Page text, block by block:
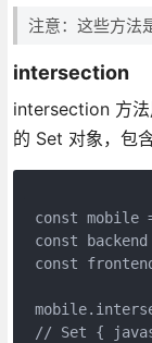
注意：这些方法
intersection
intersection 方法
的 Set 对象，包
const
const
const
// Set {